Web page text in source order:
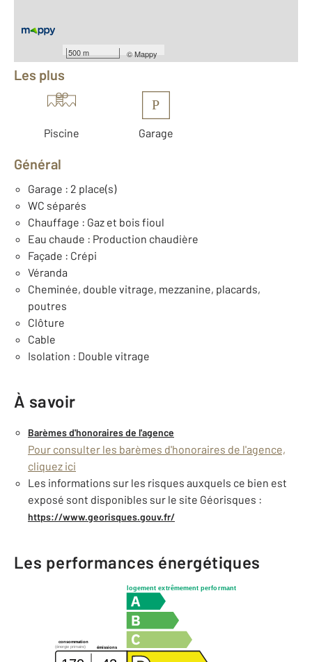
500 m ©Mappy
Équipements
Les plus
Piscine
P
Garage
Général
Garage : 2 place(s)
WC séparés
Chauffage : Gaz et bois fioul
Eau chaude : Production chaudière
Façade : Crépi
Véranda
Cheminée, double vitrage, mezzanine, placards,
poutres
Clôture
Cable
Isolation : Double vitrage
À savoir
Barèmes d'honoraires de l'agence
Pour consulter les barèmes d'honoraires de l'agence,
cliquez ici
Les informations sur les risques auxquels ce bien est
exposé sont disponibles sur le site Géorisques :
https://www.georisques.gouv.fr/
Les performances énergétiques
logement extrêmement performant
consommation
émissions
(énergie primaire)